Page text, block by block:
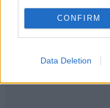
CONFIRM
Data Deletion